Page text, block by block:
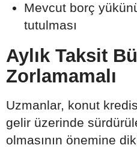
Mevcut borç
tutulması
Aylık Taksit
Zorlamamalı
Uzmanlar, konut
gelir üzerinde
olmasının önemine